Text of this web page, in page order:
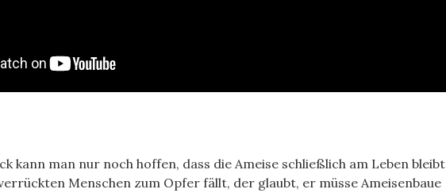
kann man nur noch hoffen, dass die Ameise schließlich am Leben bleibt
Menschen zum Opfer fällt, der glaubt, er müsse Ameisenbaue